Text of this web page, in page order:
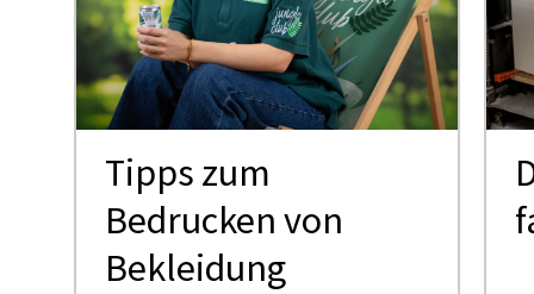
Tipps zum
Bedrucken von
Bekleidung